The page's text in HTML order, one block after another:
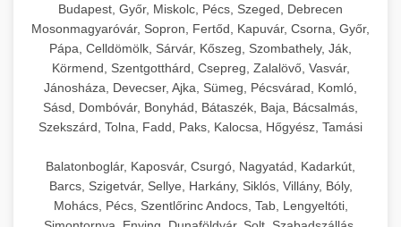
kereskedelmi tésztakeverő
chef-iparikonyhagepek.hu
professzionális élelmiszer szeletelő
Kereskedelmi vákuumcsomagoló berendezések
élelmiszerek tartósításához. Hosszabbítsa a
szavatossági időt és tartsa meg a termék
frissességét.
chef-iparikonyhagepek.hu
vákuum lezáró berendezés
🎁 23. Vákuumfóliázó Gép +
Ipari vákuumfóliázó gépek professzionális
élelmiszer-csomagolási műveletekhez.
Hatékony lezárási és tartósítási megoldások.
chef-iparikonyhagepek.hu
kereskedelmi csomagoló gép
🔥 24. Ipari Sütő és Gőzpároló +
Kereskedelmi légkeveréses sütők és gőzpárolók
professzionális konyhák számára. Nagy
kapacitású sütő- és főzőberendezés precíz
❄️ 25. Ipari Hűtőszekrény +
Budapest, Győr, Miskolc, Pécs, Szeged, Debrecen
Mosonmagyaróvár, Sopron, Fertőd, Kapuvár, Csorna, Győr,
Pápa, Celldömölk, Sárvár, Kőszeg, Szombathely, Ják,
Körmend, Szentgotthárd, Csepreg, Zalalövő, Vasvár,
Jánosháza, Devecser, Ajka, Sümeg, Pécsvárad, Komló,
Sásd, Dombóvár, Bonyhád, Bátaszék, Baja, Bácsalmás,
Szekszárd, Tolna, Fadd, Paks, Kalocsa, Hőgyész, Tamási
Balatonboglár, Kaposvár, Csurgó, Nagyatád, Kadarkút,
Barcs, Szigetvár, Sellye, Harkány, Siklós, Villány, Bóly,
Mohács, Pécs, Szentlőrinc Andocs, Tab, Lengyeltóti,